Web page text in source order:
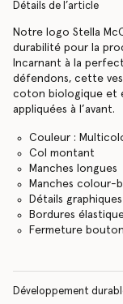
Détails de l’article
Notre logo Stella
durabilité pour la
Incarnant à la
défendons, cette
coton biologique et
appliquées à l’avant.
Couleur :
Col montant
Manches longues
Manches colour-
Détails
Bordures
Fermeture
Développement